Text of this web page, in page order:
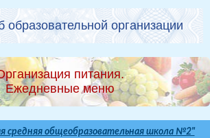
образовательной организации
питания.
Ежедневные меню
средняя общеобразовательная школа №2"